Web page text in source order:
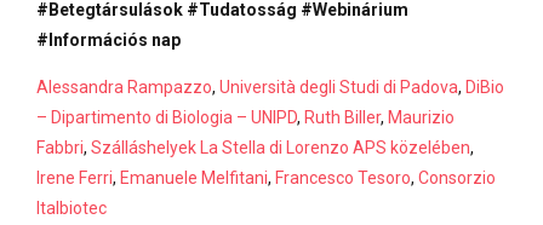
#Betegtársulások #Tudatosság #Webinárium
#Információs nap
Alessandra Rampazzo, Università degli Studi di Padova, DiBio
– Dipartimento di Biologia – UNIPD, Ruth Biller, Maurizio
Fabbri, Szálláshelyek La Stella di Lorenzo APS közelében,
Irene Ferri, Emanuele Melfitani, Francesco Tesoro, Consorzio
Italbiotec